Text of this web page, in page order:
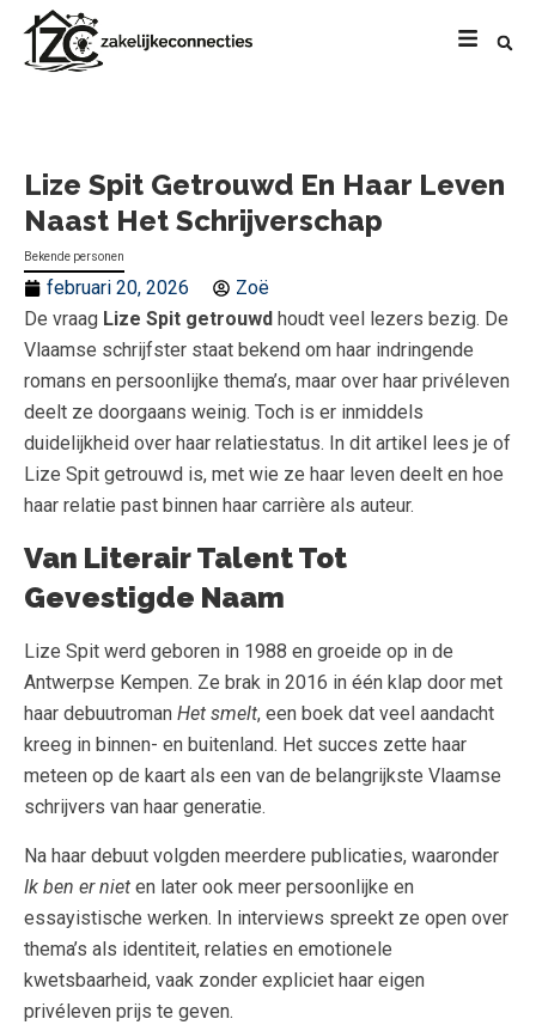
Lize Spit Getrouwd En Haar Leven
Naast Het Schrijverschap
Bekende personen
februari 20, 2026
Zoë
De vraag Lize Spit getrouwd houdt veel lezers bezig. De
Vlaamse schrijfster staat bekend om haar indringende
romans en persoonlijke thema’s, maar over haar privéleven
deelt ze doorgaans weinig. Toch is er inmiddels
duidelijkheid over haar relatiestatus. In dit artikel lees je of
Lize Spit getrouwd is, met wie ze haar leven deelt en hoe
haar relatie past binnen haar carrière als auteur.
Van Literair Talent Tot
Gevestigde Naam
Lize Spit werd geboren in 1988 en groeide op in de
Antwerpse Kempen. Ze brak in 2016 in één klap door met
haar debuutroman Het smelt, een boek dat veel aandacht
kreeg in binnen- en buitenland. Het succes zette haar
meteen op de kaart als een van de belangrijkste Vlaamse
schrijvers van haar generatie.
Na haar debuut volgden meerdere publicaties, waaronder
Ik ben er niet en later ook meer persoonlijke en
essayistische werken. In interviews spreekt ze open over
thema’s als identiteit, relaties en emotionele
kwetsbaarheid, vaak zonder expliciet haar eigen
privéleven prijs te geven.